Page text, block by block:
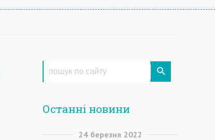
Останні новини
24 березня 2022